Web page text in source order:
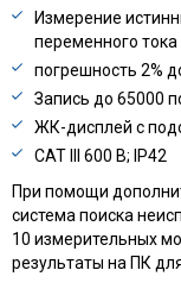
Измерение
переменного
погрешность 2%
Запись до 65000
ЖК-дисплей с
CAT III 600 В;
При помощи
система поиска
10 измерительных
результаты на ПК